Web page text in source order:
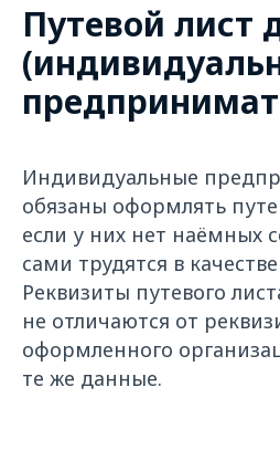
Путевой лист
Индивидуальные
обязаны оформлять
если у них нет наёмных
сами трудятся в
Реквизиты путевого
не отличаются от
оформленного
те же данные.